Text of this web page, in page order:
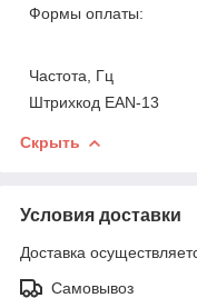
Формы оплаты:
Частота, Гц
Штрихкод EAN-13
Скрыть
Условия доставки
Доставка
Самовывоз